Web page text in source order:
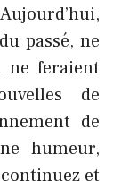
Aujourd’hui,
passé, ne
ne feraient
de
de
humeur,
et